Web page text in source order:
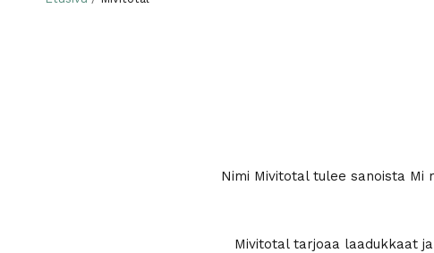
Nimi Mivitotal tulee sanoista Mi
Mivitotal tarjoaa laadukkaat